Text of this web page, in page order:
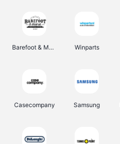
Barefoot & More Winparts
Casecompany Samsung